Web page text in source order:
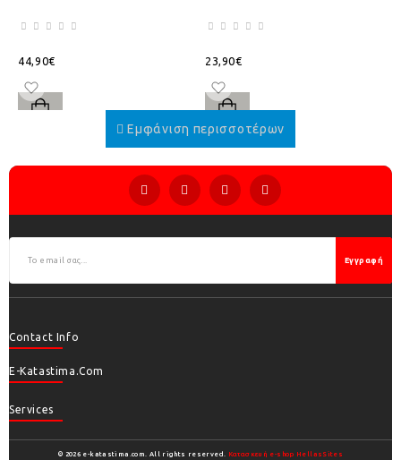
44,90€ 23,90€
Εγγραφή
Contact Info
E-Katastima.com
Services
© 2026 e-katastima.com. All rights reserved. Κατασκευή e-shop HellasSites